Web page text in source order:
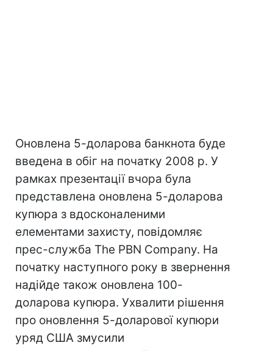
Оновлена 5-доларова банкнота буде
введена в обіг на початку 2008 р. У
рамках презентації вчора була
представлена оновлена 5-доларова
купюра з вдосконаленими
елементами захисту, повідомляє
прес-служба The PBN Company. На
початку наступного року в звернення
надійде також оновлена 100-
доларова купюра. Ухвалити рішення
про оновлення 5-доларової купюри
уряд США змусили